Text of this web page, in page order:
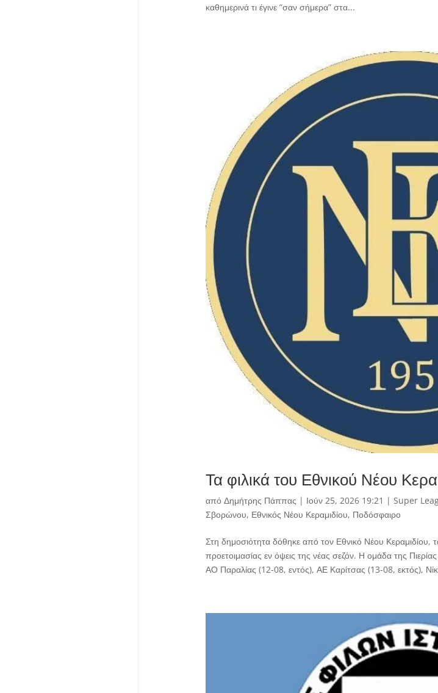
καθημερινά τι έγινε “σαν σήμερα” στα...
Τα φιλικά του Εθνικού Νέου
από Δημήτρης Πάππας | Ιούν 25, 2026 19:21 | Super
Σβορώνου, Εθνικός Νέου Κεραμιδίου, Ποδόσφαιρο
Στη δημοσιότητα δόθηκε από τον Εθνικό Νέου
προετοιμασίας εν όψεις της νέας σεζόν. Η ομάδα της
ΑΟ Παραλίας (12-08, εντός), ΑΕ Καρίτσας (13-08, εκτός),